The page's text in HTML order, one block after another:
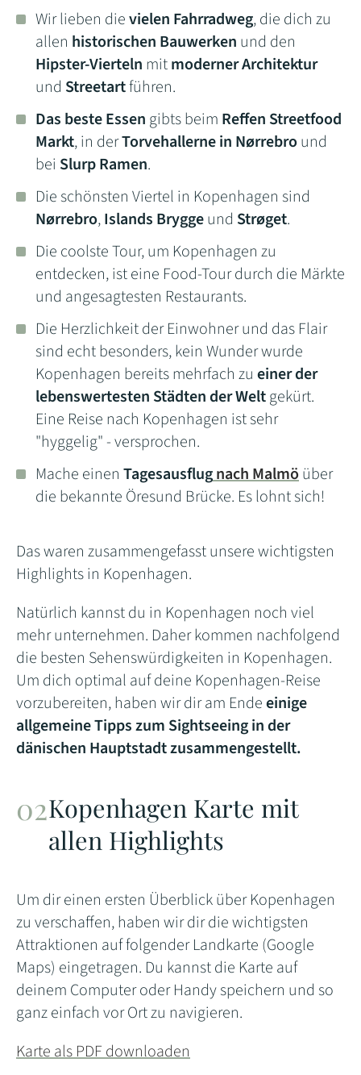
Wir lieben dievielen Fahrradweg, die dich zu
allen historischen Bauwerken und den
Hipster-Vierteln mitmoderner Architektur
und Streetartführen.
Das beste Essen gibts beim Reffen Streetfood
Markt, in derTorvehallerne in Nørrebround
bei Slurp Ramen.
Die schönsten Viertel in Kopenhagen sind
Nørrebro,Islands Bryggeund Strøget.
Die coolste Tour, um Kopenhagen zu
entdecken, ist eine Food-Tour durch die Märkte
und angesagtesten Restaurants.
Die Herzlichkeit der Einwohner und das Flair
sind echt besonders, kein Wunder wurde
Kopenhagen bereits mehrfach zu einer der
lebenswertesten Städten der Weltgekürt.
Eine Reise nach Kopenhagen ist sehr
"hyggelig" - versprochen.
Mache einen Tagesausflugnach Malmöüber
die bekannte Öresund Brücke. Es lohnt sich!
Das waren zusammengefasst unsere wichtigsten
Highlights in Kopenhagen.
Natürlich kannst du in Kopenhagen noch viel
mehr unternehmen. Daher kommen nachfolgend
die besten Sehenswürdigkeiten in Kopenhagen.
Um dich optimal auf deine Kopenhagen-Reise
vorzubereiten, haben wir dir am Endeeinige
allgemeine Tipps zum Sightseeing in der
dänischen Hauptstadt zusammengestellt.
Kopenhagen Karte mit
allen Highlights
Um dir einen ersten Überblick über Kopenhagen
zu verschaffen, haben wir dir die wichtigsten
Attraktionen auf folgender Landkarte (Google
Maps) eingetragen. Du kannst die Karte auf
deinem Computer oder Handy speichern und so
ganz einfach vor Ort zu navigieren.
Karte als PDF downloaden